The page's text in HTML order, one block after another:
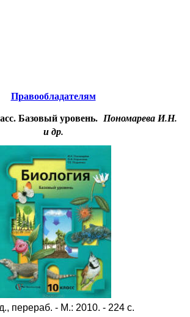
Правообладателям
Базовый уровень. Пономарева И.Н.
и др.
перераб. - М.: 2010. - 224 с.